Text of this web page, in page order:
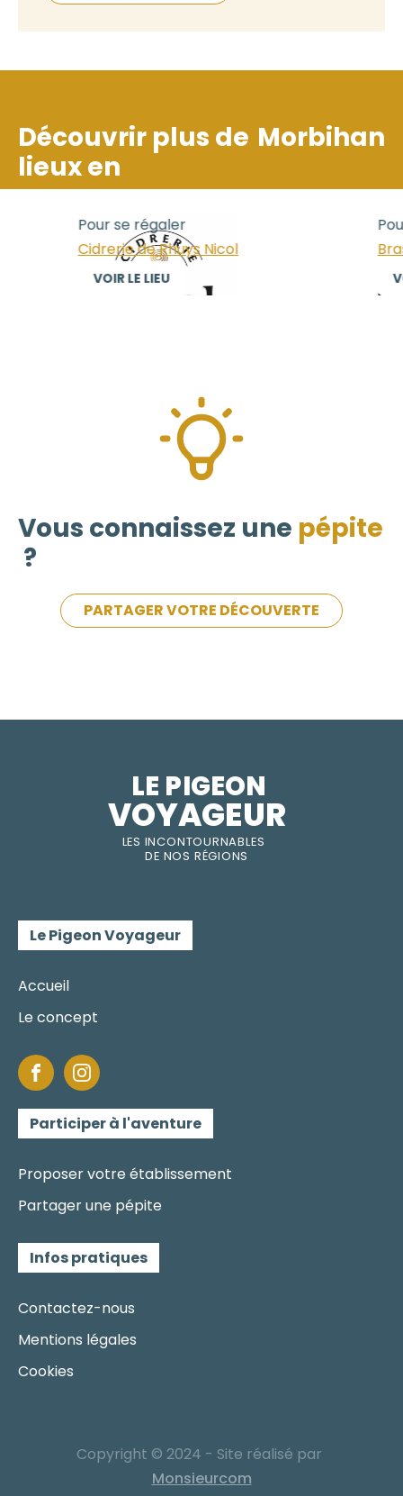
Découvrir plus de
lieux en
Morbihan
Pour se régaler
Cidrerie de Rhuys Nicol
VOIR LE LIEU
Vous connaissez une pépite
?
PARTAGER VOTRE DÉCOUVERTE
LES INCONTOURNABLES
DE NOS RÉGIONS
LE PIGEON
VOYAGEUR
Le Pigeon Voyageur
Accueil
Le concept
Participer à l'aventure
Proposer votre établissement
Partager une pépite
Infos pratiques
Contactez-nous
Mentions légales
Cookies
Copyright © 2024 - Site réalisé par
Monsieurcom